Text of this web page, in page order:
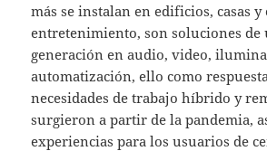
más se instalan en edificios, casas
entretenimiento, son soluciones de
generación en audio, video,
automatización, ello como
necesidades de trabajo híbrido y
surgieron a partir de la pandemia,
experiencias para los usuarios de